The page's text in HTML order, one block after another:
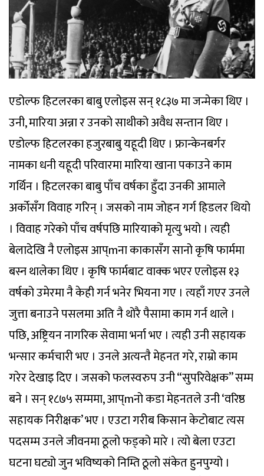
एडोल्फ हिटलरका बाबु एलोइस सन् १८३७ मा जन्मेका थिए । उनी, मारिया अन्ना र उनको साथीको अवैध सन्तान थिए । एडोल्फ हिटलरका हजुरबाबु यहूदी थिए । फ्रान्केनबर्गर नामका धनी यहूदी परिवारमा मारिया खाना पकाउने काम गर्थिन । हिटलरका बाबु पाँच वर्षका हुँदा उनकी आमाले अर्कोसँग विवाह गरिन् । जसको नाम जोहन गर्ग हिडलर थियो । विवाह गरेको पाँच वर्षपछि मारियाको मृत्यु भयो । त्यही बेलादेखि नै एलोइस आप्mना काकासँग सानो कृषि फार्ममा बस्न थालेका थिए । कृषि फार्मबाट वाक्क भएर एलोइस १३ वर्षको उमेरमा नै केही गर्न भनेर भियना गए । त्यहाँ गएर उनले जुत्ता बनाउने पसलमा अति नै थोरै पैसामा काम गर्न थाले । पछि, अष्ट्रियन नागरिक सेवामा भर्ना भए । त्यही उनी सहायक भन्सार कर्मचारी भए । उनले अत्यन्तै मेहनत गरे, राम्रो काम गरेर देखाइ दिए । जसको फलस्वरुप उनी “सुपरिवेक्षक” सम्म बने । सन् १८७५ सम्ममा, आप्mनो कडा मेहनतले उनी ‘वरिष्ठ सहायक निरीक्षक’ भए । एउटा गरीब किसान केटोबाट त्यस पदसम्म उनले जीवनमा ठूलो फड्को मारे । त्यो बेला एउटा घटना घट्यो जुन भविष्यको निम्ति ठूलो संकेत हुनपुग्यो । एलोइस आप्mनो नामको पछाडि आमाको नामसँग जोडिएको स्चीकग्रुबर ९क्अजष्अपनिचगदभच० राख्ने गर्थे । तर नागरिक सेवामा उनले प्राप्त गरेको सफलतापछि उनका काकाले आप्mनो थर हिडलर ९ज्ष्भमभिच० नै लेख्न एलोइसलाई राजी बनाए । एलोइसले पनि आप्mनो पारिवारिक नामलाई नै निरन्तरता दिए । जब अभिलेख किताबमा नाम दर्ता गराइयो तब उनको नाम एलोइस हिटलर ९ज्ष्तभिच० हुन पुग्यो, भुलबस । यसरी सन् १८७६ मा ३९ वर्षको उमेरमा एलोइस स्चीकग्रुबर एलोइस हिटलर बन्न पुगे । सन् १८८९ अप्रिल २० का दिन एडोल्फ हिटलर जन्मेका थिए । जर्मनीको सीमा छेउ अस्ट्रियाको सानो गाउँ ब्राउनाउमा उनको जन्म भएको थियो । हिटलरको परिवार सहज जीवनको खोजीमा फेरि अर्को ठाउँमा स¥यो । त्यसपछि लगत्तै हिटलर ६ महिनासम्म बेनेडिक्टको धार्मिक आश्रममा बसे । जहाँ धार्मिक व्यक्तिहरु मात्र बस्थे । त्यस आश्रममा बस्ने सन्तहरुले लगाउने कोटको बाहुलामा एउटा चिन्ह अंकित हुन्थ्यो । त्यस चिन्हलाई स्वस्तिका भनिन्थ्यो । सानोमा एडोल्फको सपना धार्मिक पण्डित हुने थियो । बाल्यकालभरि एडोल्फ हिटलरलाई उनका बाबुले पिटे । यो विषयमा एक व्यक्तिले भनेका थिए, ‘अनुशासनको लागि यसो गरिएको थियो तर यो राम्रो तरिका थिएन ।’ एलोइस आफू जस्तै अरु पनि आज्ञाकारी हुन् भन्ने आशा गर्थे । उनी आप्mना छोरा–छोरीलाई अह्राउने गर्थे र सो अनुसारको कामको पनि आशा गर्दथे । प्राइमरी स्कुलमा हिटलरले अति राम्रो गरे र अति नै राम्रो शैक्षिक भविष्य देखाए । उनको अगाडि उज्ज्वल भविष्य देखिन्थ्यो । उनी आप्mना अन्य सहपाठी माझ लोकप्रिय थिए र आफूभन्दा ठूलाबाट प्रशंसित हुन्थे । सबैभन्दा ठूलो कुरा त आप्mनो “नेतृत्व क्षमता” को विलक्षण प्रतिभा उनमा देखियो । उनी अति धार्मिक प्रवृत्तिका बच्चा थिए । उनले आफू सन्त बन्ने कुरा पनि सोचे । त्यही बेला हिटलर परिवार अस्ट्रियाको एक शहर “लामवेक” मा सरे । त्यो ठाउँ लिन्ज र सजबर्गको बीचमा पथ्र्यो । हिटलरलाई यसरी सर्नुको अर्थ थियो, खेतको कामबाट मुक्ति पाउनु र खेल्न धेरै समय पाउनु । त्यहाँ पनि हिटलर स्कुल जान थाले र स्कुलमा उनले राम्रो गरे । उनी एक धार्मिक स्कुलमा भर्ना भएका थिए । उनले त्यहाँ गीत गाउने केटाहरुको कोरसमा भाग लिए । उनी गीत राम्रो गाउँथे, भनिन्छ उनको राम्रो स्वर थियो । वर्षौंपछि हिटलरले भनेका थिए, ‘कुनै चाड, उत्सव र क्याथोलिक समारोहहरुमा उनी अति नै उत्साही र खुशी हुन्थे र पछि उनमा त्यसको गम्भीर असर प¥यो ।’ हिटलरको परिवारले अचानक एक वियोगको सामना गर्नुप¥यो । उनका भाइ एडमण्डको ६ वर्षको उमेरमा दादुराको कारण मृत्यु भयो । बच्चा एडोल्फ जो युद्धसम्बन्धी खेल खेल्न रुचाउँथे र काल्पनिक मृत्युको खेल खेल्थे । तर यसरी पहिलोपल्ट वास्तविक मृत्यु देखे । यसले एडोल्फमा गम्भीर असर प¥यो । उनको मृतक भाइलाई घर नजिकै चिहान बनाएर राखियो । एडोल्फ सुत्ने कोठाको झ्यालबाट यो चिहान देखिन्थ्यो । वर्षौं पछाडि पनि कहिलेकाहीं एडोल्फ हिटलर राति चिहानमाथि बसेर आकाशमाथि हेरेर घण्टौंसम्म टोलाइरहेका हुन्थे । कहिले भने झ्यालमा बसेर चिहानतिर हेरेर टोलाइरहेका हुन्थे । एलोइस जो हिटलर जन्मदा ५२ वर्षका थिए । उनी आप्mना छोराले राम्रो काम गरुन् भन्ने कुरामा अति उत्सुक थिए । एलोइस अति कडा बाबु थिए । उनी आप्mना छोरोले भनेको नमानेमा निर्दयतापूर्वक पिट्थे । एलोइस जुनियर जब १३ वर्ष पुगे, उनी आप्mना बाबुप्रति असन्तुष्ट भए । उनलाई बाबुले गाली गर्थे र पिट्थे पनि । एक वर्षपछि उनी १४ वर्षका भए, अब उनी आफू बाँच्न सक्ने भए र घरबाट भागे । उनका बाबुले उनलाई कहिल्यै भेट्टाएनन् । त्यो बेला एडोल्फ मात्र ७ वर्षका थिए । उनका बाबुले एडोल्फलाई पनि त्यही व्यवहार दोहो¥याए । सन् १९०० सम्ममा हिटलरमा एक कलाकारको गुण देखियो । उनले युनिभर्सिटीको तयारी राम्ररी गरे । उनी त्यसको लागि योग्य पनि भए । हिटलर रिलसुलमा भर्ना हुने उनको बाबुको निर्णयमा सहमत भए । उनका साथी कुविजेकको भनाइ अनुसार जर्मन संगीतकार रिचार्ड बाग्नरले प्रस्तुत गरेको गीत ‘रिन्जी’ हेरे पश्चात हिटलरले दुष्टात्माले प्रभाव पारेको जस्तो व्यवहार देखाउन थाले । हिटलरले आप्mनो साथीलाई भिरालो पहाडको चुचुरोमा पु¥याए र आप्mनो “ग्रेट मिशन” को बारे अनौठो स्वरमा कुरा गरे जुन मिशन थियो, मानिसलाई स्वतन्त्रता दिनु । ठीक त्यस्तै, उनले ओपेरामा देखेका थिए । हिटलरले पहिलो ओपेरा १२ वर्षको हुँदा हेरेका थिए । उनको अर्को महत्वपूर्ण चाख देखियो, त्यो समयमा, त्यो हो जर्मन राष्ट्रवाद । उनी अष्ट्रियन राजतन्त्रको विरुद्धमा थिए । एडोल्फ हिटलर र उनका साथीहरुले जर्मन अभिवादन हेल ९ज्भष्०ि भन्न रचाउँथे । र जर्मन राष्ट्रिय गीत “डचल्याण्ड उबर एलेस” गाउँथे । तर हिटलरका बाबुले अष्ट्रियन साम्राज्यवादीको सेवा गरेका थिए र हेपवर्ग राजतन्त्रप्रति बफादार थिए । शायद उनी अन्जानमै आप्mनो विद्रोही छोराको बफादारिता “जर्मन केसर” प्रति अर्पण गर्न प्रोत्साहित गरिरहेका थिए । हिटलरलाई लाटोकोसेरो पनि भनिन्थ्यो । उनी राती अबेरसम्म पनि सुत्दैन थिए । उनी राती घरबाहिर निस्किएर हिंड्थे । जब हिटलर अठार वर्षका भए, उनले आप्mनो बाबुको सम्पत्ति प्राप्त गरे । त्यो पैसाले हिटलर “कला” पढ्न भियना गए हिटलरले एकेडेमिज स्कुल अफ पेन्टिङ्गमा दुई दिनको प्रवेश परीक्षा दिए । अति नै आत्मविश्वासका साथ रिजल्टको प्रतीक्षा गर्न थाले । उनी स्कुलमा प्रवेश पाउने कुरामा ढुक्क थिए । तर उनी प्रवेश परीक्षामा फेल भए । बिजुली चम्केजस्तो महसुस गरे उनले । उनले बनाएको पेन्टिङबाट जजहरु सन्तुष्ट भएनन् । त्यसकारण उनी फेल भए । यसले हिटलरलाई अति नै असर प¥यो । उनी कसरी फेल भए भन्ने कुराको स्पष्टीकरणको लागि एकेडेमी गए । त्यहाँ उनको पेन्टिङमा धेरै कमी कमजोरी भएको र खास गरेर मानव पक्षको कमी रहेको कुरा भनियो । जे भएता पनि हिटलरमा आर्किटेक्टको क्षेत्रमा केही क्षमता थियो । उनी एक्लै बस्न थाले । एक ठाउँबाट अर्को ठाउँमा सर्थे । उनको पैसा बिस्तारै सकिदै गयो । उनको जीवनस्तर विस्तारै खस्कँदै गयो । पैसा सकिंदै गर्दा पनि उनले कुनै काम गर्ने उपक्रम गरेनन् । उनले अन्ततः आप्mनो सबै कुरा सके र भीख माग्न थाले । राती सडक र गल्लीमा राखिएको बेन्चमा सुत्थे । उनी फोहोरी, दुर्गन्धित भए र फाटेका लुगा लगाउँथे । सन् १९०९ डिसेम्बरतिर त उनको हालत झन् नाजुक थियो । यहूदी परोपकारीहरुद्वारा संचालित गृहहरुमा दिन बिताउन थाले । यो त्यो समय थियो जब हिटलरमा विस्तारै यहूदीहरुप्रति नराम्रो भावना विकसित हुँदै गयो । जसले पछि उग्र रुप लिएको थियो । हिटलर र पहिलो विश्वयुद्ध पहिलो विश्वयुद्धको झिल्को बल्यो । हिटलरको विदेशीहरु खास गरेर स्लेभहरु विरुद्धको भावना पनि दन्क्यो । उनले त्यस बेलाको राष्ट्रभक्तिको भावनालाई समाते । उनी जर्मन आर्मीको रियन रेजिमेन्टमा स्वेच्छिक भर्ना भए । युद्धको बेला मेडिकल जाँच त्यति कडाइका साथ हुँदैन थियो । दुई महिनाभन्दा पनि कम समयको तालिमपछि हिटलरको रेजिमेन्टले पहिलो युद्ध ब्रिटिश र बेल्जियम विरुद्ध वाईप्रेस नजिक लड्यो । भुइँमा लड्न जाँदा हिटलरमा एक उत्तेजना थियो । ज्यान गएमा पनि त्यसको परवाह नगर्ने उनले व्यवहार देखाए । जसको कारण उनका कमाण्डर पनि निकै प्रभावित भए जो खतरनाक मिसनमा काम गर्थे । सिपाही सहकर्मीचाहिं हिटलरलाई असुहाउँदो र अडलाग्दो ठान्ने गर्थे । उनको रेजिमेन्टका एक सिपाही हान्स मेन्ड भन्छन्, उनी अनौठो देखिन्थे जो एउटा कुनामा चुपचाप लामो समयसम्म बस्थे । एकदिन अचानक उनी उठे र सबैको बीचमा उभिएर भाषण गर्न थाले । यो सबै कुरा अचानक नै भएका थियो । उनी भाषणमा यहूदी र माक्र्सवादीहरुलाई अक्सर गाली गर्ने गर्थै । हिटलरको विचारमा उनीहरु जर्मनीले गरेको भुइँको युद्ध प्रयासलाई नजरअन्दाज गरिरहेका थिए । रेजिमेन्टमा हिटलरलाई खबर ल्याउने लाने मेसेन्जरको काम दिइएको थियो । यो अति खतरनाक काम थियो । उनले रेजिमेन्ट हेडक्वाटरबाट खबर बोकेर युद्ध भूमिसम्म पु¥याउनु पथ्र्यो । एक दिन त्यस रेजिमेन्टका आठ मेसेन्जरहरु मध्ये तीन जनाको मृत्यु भयो तर हिटलर बाँच्न सफल भए । उनले त्यस वापत कामको कदरस्वरुप पाँचवटा मेडल पाए । त्यसमा महत्वपूर्ण मेडल आइरन क्रस समेत थियो । युद्धमा उनले यति धेरै तक्मा पाए पनि उनी कर्णेलको पदसम्म मात्र पुगे । जर्मनी आर्मीले हिटलरलाई एक जासुसको रुपमा पनि प्रयोग गर्न थाल्यो । सन् १९१९ को सेप्टेम्बरमा उनलाई जर्मनी वर्करस् पार्टीको बैठकमा भाग लिन निर्देशन दिइयो । आर्मीलाई डर थियो कि भर्खरै जन्मेको यस पार्टीले कम्युनिष्ट क्रान्तिलाई बल त पु¥याउँदैन ? यस पार्टीका नेता एन्टोन ड्रेक्सलर थिए । हिटलरले त्यहाँ के पत्ता लगाए भने उनको र त्यस पार्टीका विचारहरु समान थिए । उनले त्यो पार्टी जर्मन राष्ट्रवादी भएको र यहूदी र अरु विरुद्ध भएको कुरा पनि पत्ता लगाए । तर पार्टी जसरी गठन भयो त्यस कुरामा उनको भिन्न मत थियो । हिटलर आफ्नो प्रत्येक भाषण विस्तारै र हिचकिचाएको स्वरमा सुरु गर्थे र विस्तारै ठूलो र स्पष्ट पार्दै लान्थे । भाषणको अन्त्यतिर त एक विस्फोटक नै हुन्थ्यो । कार्यक्रममा भाषण गर्नुपूर्व उनी त्यसबारे हाउभावका साथ रिहर्सल पनि गर्थे । उनले यसो गर्नुको उद्देश्यचाहिं अरुलाई बढी प्रभाव पार्नु नै थियो । उनी जनताको भावनामा कौशलतापूर्वक खेल्न सक्थे । उनी जनतालाई भाषणद्वारा ठूलो उत्तेजनाको स्थितिमा पु¥याइदिन्थे । यहाँसम्म कि दर्शकहरु चिच्याउन थाल्थे, मासहिस्टेरिया जस्तो र विस्फारित नेत्रले उनलाई माया र सम्मानको भावले हेर्न थाल्थे । हिटलर हरेकलाई केही गर्न अनुरोध गर्दथे । उनी भन्थे– बरोजगारको निम्ति केही गर, खस्कदो व्यापारको समृद्धिको लागि गर, नाफामूलक उद्योग गर, सैनिकलाई विस्तार गर, समाजमा मेलमिलाप कायम गर, समाजमा वर्ग भिन्नतालाई अन्त्य गर र त्यो स्थितिमा जर्मन गौरवलाई पुनस्र्थापना गर । उनले देशको लथालिङ्ग स्थितिलाई सुधार्ने कसम खाए र सबैलाई एक गराउने र सबैलाई खुशी दिलाउने प्रण गरे । उनले जर्मनीलाई पुनः शक्तिशाली बनाउने वाचा गरे, युद्धमा भएको क्षति जर्मनले नतिर्ने घोषणा गरे । उनले भ्रष्टाचार पूर्ण उन्मूलन गर्ने र माक्र्सवादीलाई घुँडा टेकाउने कुरा गरे साथै यहूदीसँग कडाइका साथ पेश हुने प्रण गरे । नाजी पार्टीको नामबाट उनले जर्मनीका सबै वर्ग र तप्काका जनतासँग अपिल गरे जुन पार्टी आफंैमा समावेशी थियो । त्यो नेशनल सोसलिष्ट जर्मन वर्करस् पार्टी थियो । सबै नाजी थिए, हिटलरदेखि लिएर तल्लो कमिटीका नेतासम्म । उनीहरुले अत्याधिक काम गरे र जर्मनहरुलाई एक किसिमको सन्देश दिए । हिटलर आफ्नो भाषण सक्ने बित्तिकै जति सक्दो चाँडो मञ्चबाट बाहिरिन्थे र अरुको नजरबाट लोप हुन्थे । फोटो खिच्नलाई मनाही गरिएको थियो । उनी आफूलाई रहस्यमयी बनाउन चाहन्थे । अगष्टमा गुस्ताव स्टे«समेन जर्मनीका नयाँ चान्सलर भए । उनले फ्रान्ससँग कब्जा गरिएको आफ्नो औद्योगिक क्षेत्र छोड्न अनुरोध गरे र जर्मनीले बुझाउनु पर्ने क्षतिपूर्ति तिर्न पुनः शुरु गर्ने वाचा गरे । ठीक यही बेला हि